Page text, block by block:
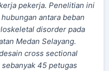
pekerja. Penelitian ini
antara beban
disorder pada
Medan Selayang.
cross sectional
45 petugas